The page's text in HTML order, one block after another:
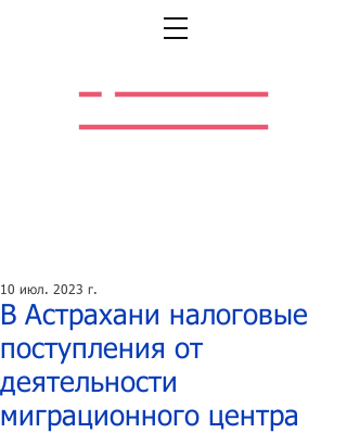
В Астрахани налоговые
поступления от
деятельности
миграционного центра
10 июл. 2023 г.